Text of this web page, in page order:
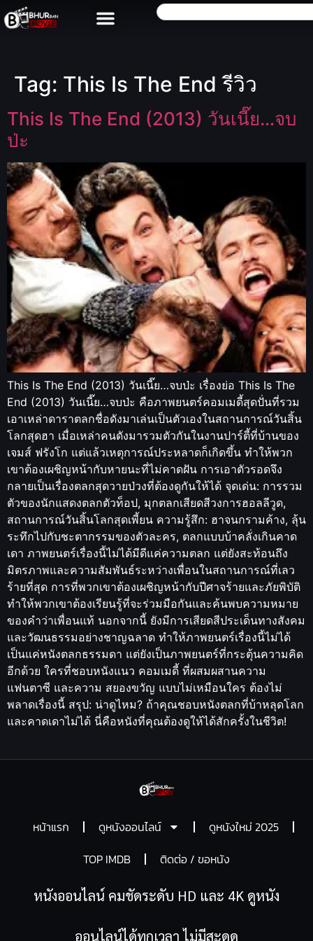
Tag: This Is The End รีวิว
This Is The End (2013) วันเนี๊ย…จบ
ป่ะ
This Is The End (2013) วันเนี๊ย…จบป่ะ เรื่องย่อ This Is The
End (2013) วันเนี๊ย…จบป่ะ คือภาพยนตร์คอมเมดี้สุดปั่นที่รวม
เอาเหล่าดาราตลกชื่อดังมาเล่นเป็นตัวเองในสถานการณ์วันสิ้น
โลกสุดฮา เมื่อเหล่าคนดังมารวมตัวกันในงานปาร์ตี้ที่บ้านของ
เจมส์ ฟรังโก แต่แล้วเหตุการณ์ประหลาดก็เกิดขึ้น ทำให้พวก
เขาต้องเผชิญหน้ากับหายนะที่ไม่คาดฝัน การเอาตัวรอดจึง
กลายเป็นเรื่องตลกสุดวายป่วงที่ต้องดูกันให้ได้ จุดเด่น: การรวม
ตัวของนักแสดงตลกตัวท็อป, มุกตลกเสียดสีวงการฮอลลีวูด,
สถานการณ์วันสิ้นโลกสุดเพี้ยน ความรู้สึก: ฮาจนกรามค้าง, ลุ้น
ระทึกไปกับชะตากรรมของตัวละคร, ตลกแบบบ้าคลั่งเกินคาด
เดา ภาพยนตร์เรื่องนี้ไม่ได้มีดีแค่ความตลก แต่ยังสะท้อนถึง
มิตรภาพและความสัมพันธ์ระหว่างเพื่อนในสถานการณ์ที่เลว
ร้ายที่สุด การที่พวกเขาต้องเผชิญหน้ากับปีศาจร้ายและภัยพิบัติ
ทำให้พวกเขาต้องเรียนรู้ที่จะร่วมมือกันและค้นพบความหมาย
ของคำว่าเพื่อนแท้ นอกจากนี้ ยังมีการเสียดสีประเด็นทางสังคม
และวัฒนธรรมอย่างชาญฉลาด ทำให้ภาพยนตร์เรื่องนี้ไม่ได้
เป็นแค่หนังตลกธรรมดา แต่ยังเป็นภาพยนตร์ที่กระตุ้นความคิด
อีกด้วย ใครที่ชอบหนังแนว คอมเมดี้ ที่ผสมผสานความ
แฟนตาซี และความ สยองขวัญ แบบไม่เหมือนใคร ต้องไม่
พลาดเรื่องนี้ สรุป: น่าดูไหม? ถ้าคุณชอบหนังตลกที่บ้าหลุดโลก
และคาดเดาไม่ได้ นี่คือหนังที่คุณต้องดูให้ได้สักครั้งในชีวิต!
หน้าแรก ดูหนังออนไลน์
ดูหนังใหม่ 2025
TOP IMDB
ติดต่อ / ขอหนัง
หนังออนไลน์ คมชัดระดับ HD และ 4K ดูหนัง
ออนไลน์ได้ทุกเวลา ไม่มีสะดุด